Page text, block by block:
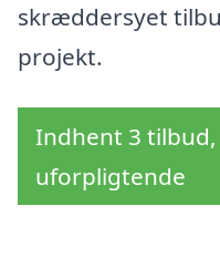
skræddersyet
projekt.
Indhent 3
uforpligtende